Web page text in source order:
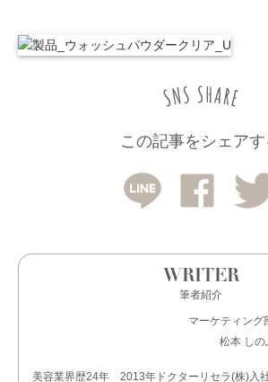
この記事をシェアす
WRITER
筆者紹介
マーケティング
松本 しの
美容業界歴24年 2013年ドクターリセラ(株)入